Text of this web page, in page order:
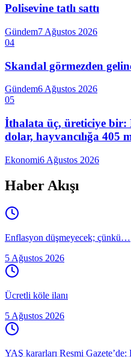
Polisevine tatlı sattı
Gündem7 Ağustos 2026
04
Skandal görmezden
Gündem6 Ağustos 2026
05
İthalata üç, üreticiye bir:
dolar, hayvancılığa 405
Ekonomi6 Ağustos 2026
Haber Akışı
Enflasyon düşmeyecek; çünkü…
5 Ağustos 2026
Ücretli köle ilanı
5 Ağustos 2026
YAŞ kararları Resmi